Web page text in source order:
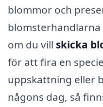
blommor och
blomsterhandlarna
om du vill skicka
för att fira en
uppskattning eller
någons dag, så